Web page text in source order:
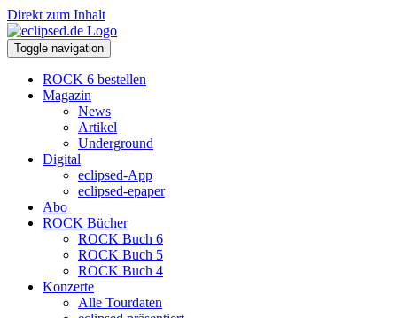
Direkt zum Inhalt
Toggle navigation
ROCK 6 bestellen
Magazin
News
Artikel
Underground
Digital
eclipsed-App
eclipsed-epaper
Abo
ROCK Bücher
ROCK Buch 6
ROCK Buch 5
ROCK Buch 4
Konzerte
Alle Tourdaten